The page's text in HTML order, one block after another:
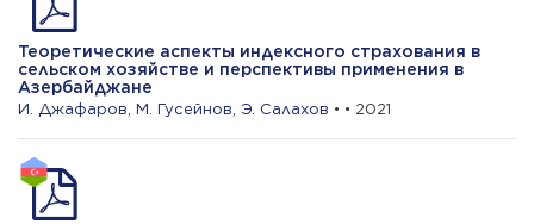
Теоретические аспекты индексного страхования в
сельском хозяйстве и перспективы применения в
Азербайджане
И. Джафаров М. Гусейнов Э. Салахов • • 2021